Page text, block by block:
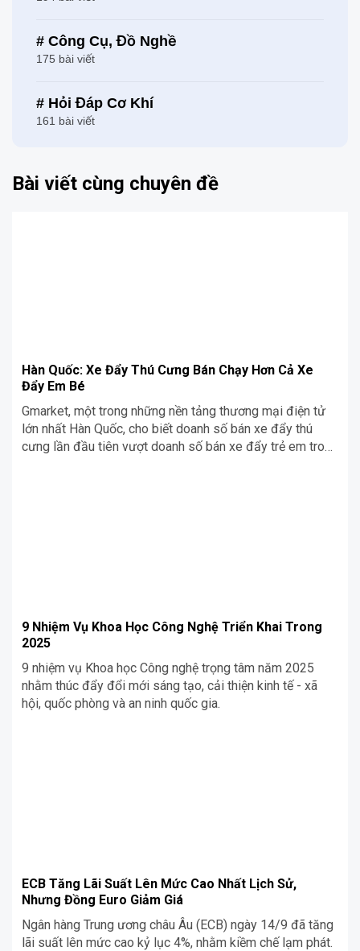
# Công Cụ, Đồ Nghề
175 bài viết
# Hỏi Đáp Cơ Khí
161 bài viết
Bài viết cùng chuyên đề
Hàn Quốc: Xe Đẩy Thú Cưng Bán Chạy Hơn Cả Xe
Đẩy Em Bé
Gmarket, một trong những nền tảng thương mại điện tử
lớn nhất Hàn Quốc, cho biết doanh số bán xe đẩy thú
cưng lần đầu tiên vượt doanh số bán xe đẩy trẻ em trong
9 Nhiệm Vụ Khoa Học Công Nghệ Triển Khai Trong
2025
9 nhiệm vụ Khoa học Công nghệ trọng tâm năm 2025
nhằm thúc đẩy đổi mới sáng tạo, cải thiện kinh tế - xã
hội, quốc phòng và an ninh quốc gia.
ECB Tăng Lãi Suất Lên Mức Cao Nhất Lịch Sử,
Nhưng Đồng Euro Giảm Giá
Ngân hàng Trung ương châu Âu (ECB) ngày 14/9 đã tăng
lãi suất lên mức cao kỷ lục 4%, nhằm kiềm chế lạm phát.